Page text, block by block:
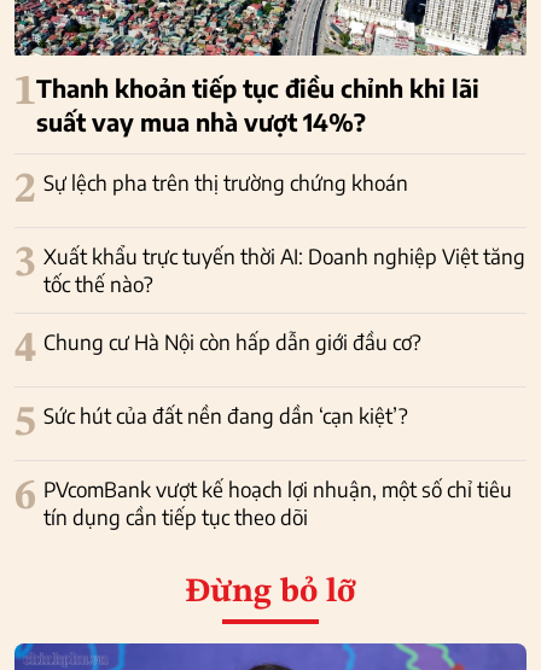
1Thanh khoản tiếp tục điều chỉnh khi lãi
suất vay mua nhà vượt 14%?
2 Sự lệch pha trên thị trường chứng khoán
3 Xuất khẩu trực tuyến thời AI: Doanh nghiệp Việt tăng
tốc thế nào?
4 Chung cư Hà Nội còn hấp dẫn giới đầu cơ?
5 Sức hút của đất nền đang dần ‘cạn kiệt’?
6 PVcomBank vượt kế hoạch lợi nhuận, một số chỉ tiêu
tín dụng cần tiếp tục theo dõi
Đừng bỏ lỡ